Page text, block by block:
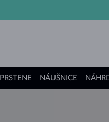
PRSTENE NÁUŠNICE